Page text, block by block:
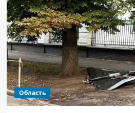
на
кордоні
з
Польщею
Область